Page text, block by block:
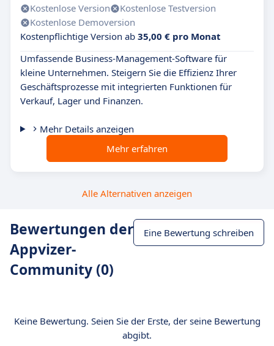
Kostenlose Version
Kostenlose Testversion
Kostenlose Demoversion
Kostenpflichtige Version ab 35,00 € pro Monat
Umfassende Business-Management-Software für
kleine Unternehmen. Steigern Sie die Effizienz Ihrer
Geschäftsprozesse mit integrierten Funktionen für
Verkauf, Lager und Finanzen.
Mehr Details anzeigen
Mehr erfahren
Alle Alternativen anzeigen
Bewertungen der
Appvizer-
Community (0)
Eine Bewertung schreiben
Keine Bewertung. Seien Sie der Erste, der seine Bewertung
abgibt.